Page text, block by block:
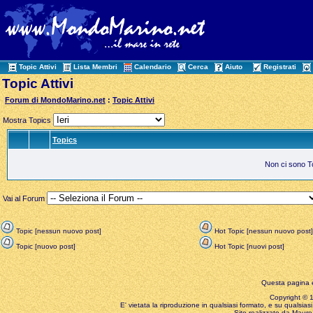
Topic Attivi Lista Membri Calendario Cerca Aiuto Registrati
Topic Attivi
Forum di MondoMarino.net :Topic Attivi
Mostra Topics
Topics
Non ci sono
Vai al Forum
Topic [nessun nuovo post]
Hot Topic [nessun nuovo post]
Topic [nuovo post]
Hot Topic [nuovi post]
Questa pagina
Copyright ©
E' vietata la riproduzione in qualsiasi formato, e su